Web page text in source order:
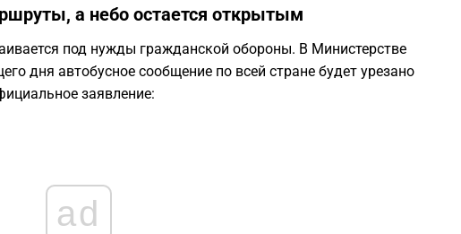
а небо остается открытым
под нужды гражданской обороны. В Министерстве
дня автобусное сообщение по всей стране будет урезано
заявление:
ad